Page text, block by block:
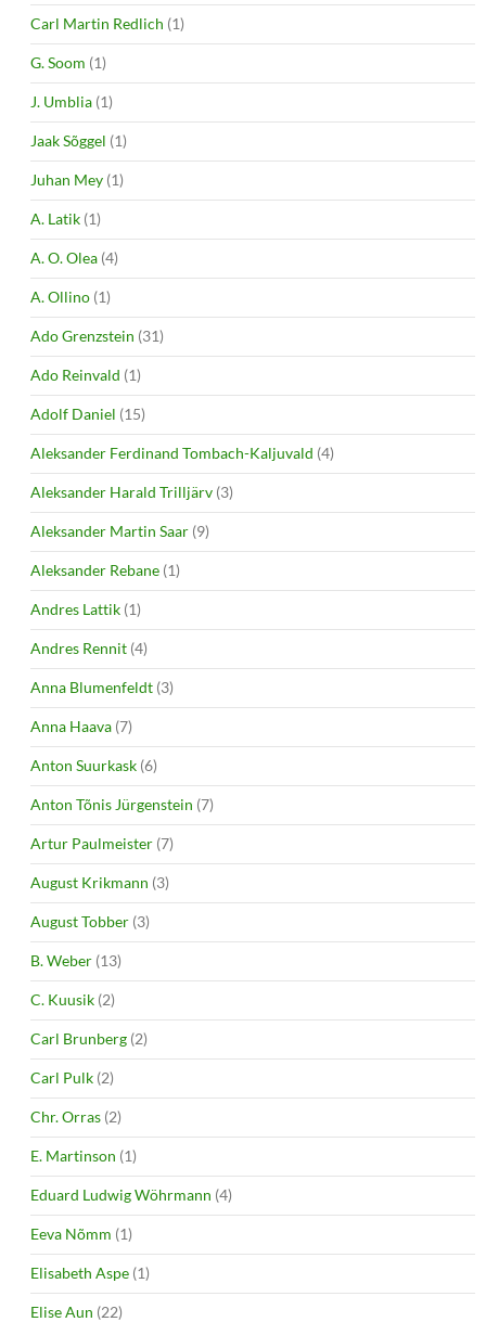
Carl Martin Redlich (1)
G. Soom (1)
J. Umblia (1)
Jaak Sõggel (1)
Juhan Mey (1)
A. Latik (1)
A. O. Olea (4)
A. Ollino (1)
Ado Grenzstein (31)
Ado Reinvald (1)
Adolf Daniel (15)
Aleksander Ferdinand Tombach-Kaljuvald (4)
Aleksander Harald Trilljärv (3)
Aleksander Martin Saar (9)
Aleksander Rebane (1)
Andres Lattik (1)
Andres Rennit (4)
Anna Blumenfeldt (3)
Anna Haava (7)
Anton Suurkask (6)
Anton Tõnis Jürgenstein (7)
Artur Paulmeister (7)
August Krikmann (3)
August Tobber (3)
B. Weber (13)
C. Kuusik (2)
Carl Brunberg (2)
Carl Pulk (2)
Chr. Orras (2)
E. Martinson (1)
Eduard Ludwig Wöhrmann (4)
Eeva Nõmm (1)
Elisabeth Aspe (1)
Elise Aun (22)